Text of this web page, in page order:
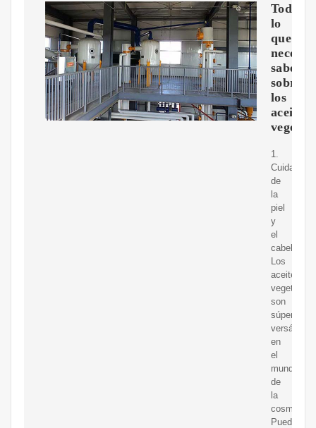
Todo
lo
que
saber
sobre
los
aceites
1.
Cuidado
de
la
piel
y
el
cabello.
Los
aceites
vegetales
son
súper
versátiles
en
el
mundo
de
la
cosmética.
Puedes